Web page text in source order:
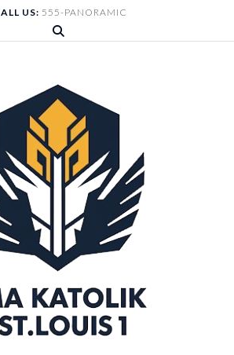
US: 555-PANORAMIC